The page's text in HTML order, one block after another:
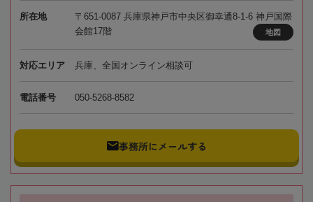
所在地
〒651-0087 兵庫県神戸市中央区御幸通8-1-6 神戸国際
会館17階
地図
対応エリア 兵庫、全国オンライン相談可
電話番号 050-5268-8582
事務所にメールする